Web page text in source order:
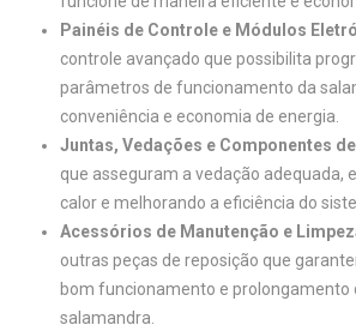
Painéis de Controle e Módulos
controle avançado que possibilita
parâmetros de funcionamento da
conveniência e economia de energia.
Juntas, Vedações e Componentes
que asseguram a vedação adequada,
calor e melhorando a eficiência do
Acessórios de Manutenção e
outras peças de reposição que
bom funcionamento e prolongamento
salamandra.